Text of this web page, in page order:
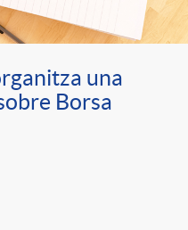
una
Borsa